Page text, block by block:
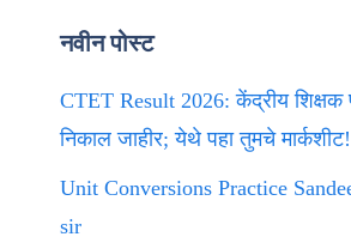
नवीन पोस्ट
CTET Result 2026: केंद्रीय शिक्षक
निकाल जाहीर; येथे पहा तुमचे मार्कशीट!
Unit Conversions Practice
sir